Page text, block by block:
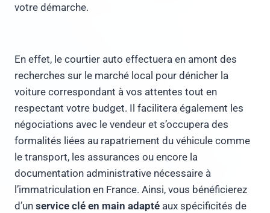
votre démarche.
En effet, le courtier auto effectuera en amont des
recherches sur le marché local pour dénicher la
voiture correspondant à vos attentes tout en
respectant votre budget. Il facilitera également les
négociations avec le vendeur et s’occupera des
formalités liées au rapatriement du véhicule comme
le transport, les assurances ou encore la
documentation administrative nécessaire à
l’immatriculation en France. Ainsi, vous bénéficierez
d’un service clé en main adapté aux spécificités de